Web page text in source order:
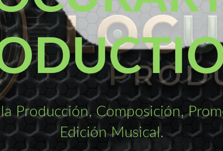
Producción, Composición,
Edición Musical.